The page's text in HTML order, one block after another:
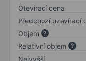
Otevírací cena
Předchozí uzavírací
Objem
Relativní objem
Nejvyšší